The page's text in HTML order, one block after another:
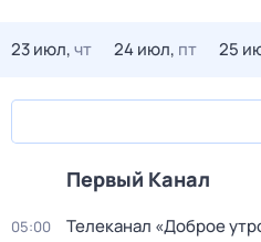
23 июл,чт 24 июл, пт 25
Первый Канал
05:00 Телеканал «Доброе